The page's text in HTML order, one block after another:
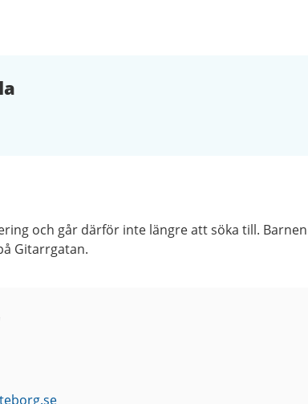
och går därför inte längre att söka till. Barnen
Gitarrgatan.